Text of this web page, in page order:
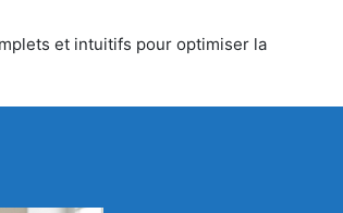
et intuitifs pour optimiser la